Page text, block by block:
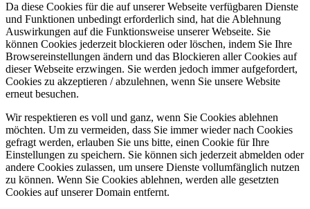
Da diese Cookies für die auf unserer Webseite verfügbaren Dienste
und Funktionen unbedingt erforderlich sind, hat die Ablehnung
Auswirkungen auf die Funktionsweise unserer Webseite. Sie
können Cookies jederzeit blockieren oder löschen, indem Sie Ihre
Browsereinstellungen ändern und das Blockieren aller Cookies auf
dieser Webseite erzwingen. Sie werden jedoch immer aufgefordert,
Cookies zu akzeptieren / abzulehnen, wenn Sie unsere Website
erneut besuchen.
Wir respektieren es voll und ganz, wenn Sie Cookies ablehnen
möchten. Um zu vermeiden, dass Sie immer wieder nach Cookies
gefragt werden, erlauben Sie uns bitte, einen Cookie für Ihre
Einstellungen zu speichern. Sie können sich jederzeit abmelden oder
andere Cookies zulassen, um unsere Dienste vollumfänglich nutzen
zu können. Wenn Sie Cookies ablehnen, werden alle gesetzten
Cookies auf unserer Domain entfernt.